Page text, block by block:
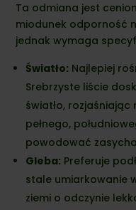
Ta odmiana jest
miodunek odporność
jednak wymaga
Światło: Najlepiej
Srebrzyste liście
światło, rozjaśniając
pełnego,
powodować
Gleba: Preferuje
stale umiarkowanie
ziemi o odczynie